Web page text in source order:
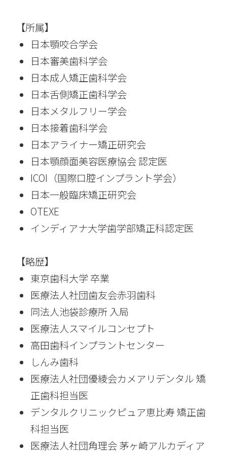
【所属】
日本顎咬合学会
日本審美歯科学会
日本成人矯正歯科学会
日本舌側矯正歯科学会
日本メタルフリー学会
日本接着歯科学会
日本アライナー矯正研究会
日本顎顔面美容医療協会 認定医
ICOI（国際口腔インプラント学会）
日本一般臨床矯正研究会
OTEXE
インディアナ大学歯学部矯正科認定医
【略歴】
東京歯科大学 卒業
医療法人社団歯友会赤羽歯科
同法人池袋診療所 入局
医療法人スマイルコンセプト
高田歯科インプラントセンター
しんみ歯科
医療法人社団優綾会カメアリデンタル 矯
正歯科担当医
デンタルクリニックピュア恵比寿 矯正歯
科担当医
医療法人社団角理会 茅ヶ崎アルカディア